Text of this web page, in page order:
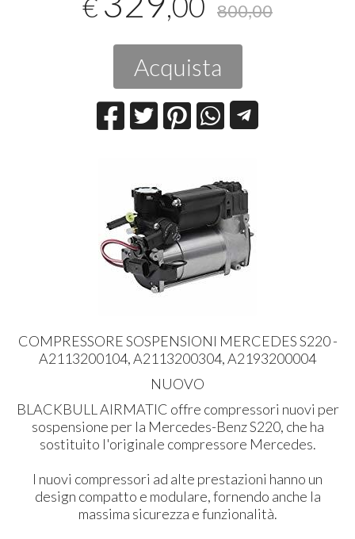
€ 800,00
Acquista
COMPRESSORE SOSPENSIONI MERCEDES S220 -
A2113200104, A2113200304, A2193200004
NUOVO
BLACKBULL AIRMATIC offre compressori nuovi per
sospensione per la Mercedes-Benz S220, che ha
sostituito l'originale compressore Mercedes.
I nuovi compressori ad alte prestazioni hanno un
design compatto e modulare, fornendo anche la
massima sicurezza e funzionalità.